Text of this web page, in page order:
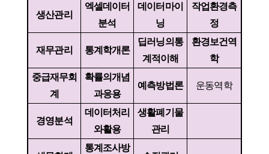
생산관리
엑셀데이터
분석
데이터마이
닝
작업환경측
정
재무관리 통계학개론
딥러닝의통
계적이해
환경보건역
학
중급재무회
계
확률의개념
과응용
예측방법론 운동역학
경영분석
데이터처리
와활용
생활폐기물
관리
통계조사방